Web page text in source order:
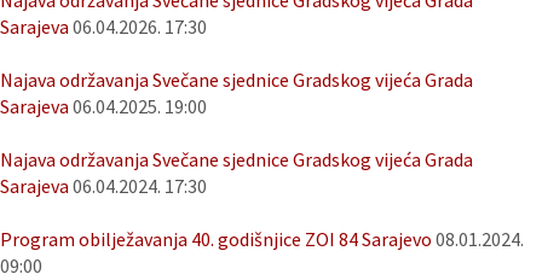
Sarajeva 06.04.2026. 17:30
Najava održavanja Svečane sjednice Gradskog vijeća Grada
Sarajeva 06.04.2025. 19:00
Najava održavanja Svečane sjednice Gradskog vijeća Grada
Sarajeva 06.04.2024. 17:30
Program obilježavanja 40. godišnjice ZOI 84 Sarajevo 08.01.2024.
09:00